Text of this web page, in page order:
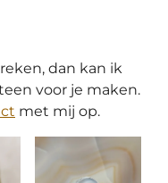
dan kan ik
voor je maken.
met mij op.